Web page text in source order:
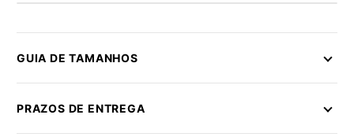
GUIA DE TAMANHOS
PRAZOS DE ENTREGA